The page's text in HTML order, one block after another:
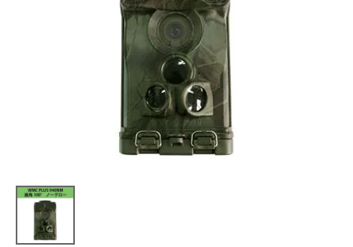
トレイルカメラ
（セン
屋外防犯・監視カメ
（SDカード録画）
知・遠隔監視）
金網柵
ュ柵等）
箱わな
クビシン・ネズミ等）
防獣・防鳥ネット
くくり罠
シカ等）